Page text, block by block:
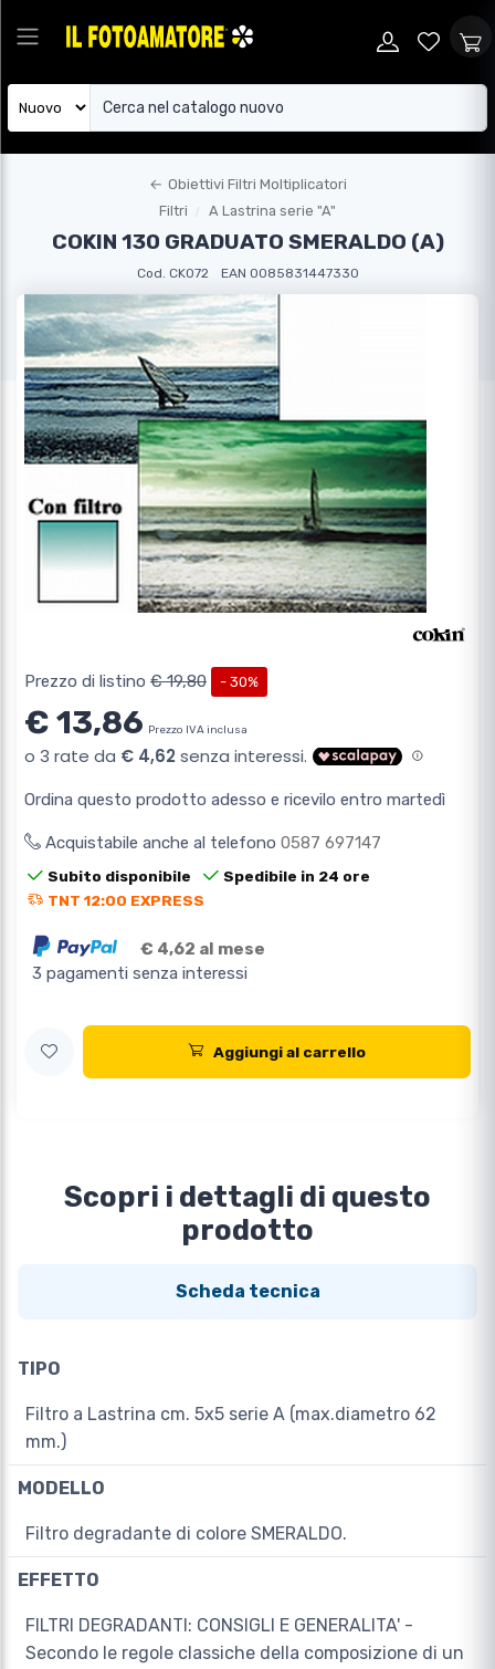
← Obiettivi Filtri Moltiplicatori
Filtri
A Lastrina serie "A"
COKIN 130 GRADUATO SMERALDO (A)
Cod. CK072 EAN 0085831447330
Prezzo di listino € 19,80 - 30%
€ 13,86 Prezzo IVA inclusa
Ordina questo prodotto adesso e ricevilo entro martedì
Acquistabile anche al telefono 0587 697147
Subito disponibile
Spedibile in 24 ore
TNT 12:00 EXPRESS
€ 4,62 al mese
3 pagamenti senza interessi
Aggiungi al carrello
Scopri i dettagli di questo
prodotto
Scheda tecnica
TIPO
Filtro a Lastrina cm. 5x5 serie A (max.diametro 62
mm.)
MODELLO
Filtro degradante di colore SMERALDO.
EFFETTO
FILTRI DEGRADANTI: CONSIGLI E GENERALITA' -
Secondo le regole classiche della composizione di un